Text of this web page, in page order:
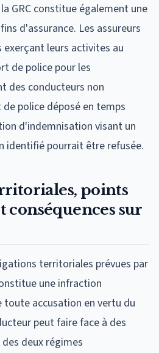
GRC constitue également une
d'assurance. Les assureurs
leurs activites au
de police pour les
des conducteurs non
police déposé en temps
d'indemnisation visant un
identifié pourrait être refusée.
points
sur
territoriales prévues par
une infraction
accusation en vertu du
peut faire face à des
deux régimes